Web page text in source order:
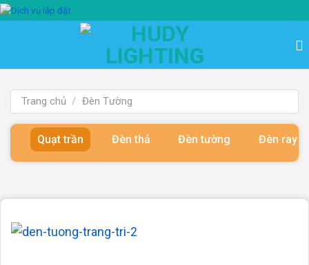
Bỏ
dung
Trang chủ / Đèn Tường
Quạt trần Đèn thả Đèn tường Đèn ray